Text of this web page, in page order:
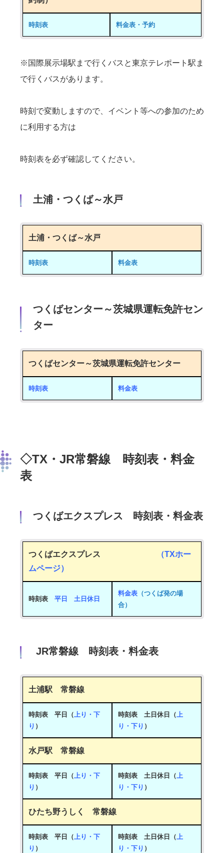
時刻表 料金表・予約
※国際展示場駅まで行くバスと東京テレポート駅ま
で行くバスがあります。
時刻で変動しますので、イベント等への参加のため
に利用する方は
時刻表を必ず確認してください。
土浦・つくば～水戸
土浦・つくば～水戸
時刻表 料金表
つくばセンター～茨城県運転免許セン
ター
つくばセンター～茨城県運転免許センター
時刻表 料金表
◇TX・JR常磐線 時刻表・料金
表
つくばエクスプレス 時刻表・料金表
つくばエクスプレス
（TXホー
ムページ）
時刻表 平日 土日休日
料金表 （つくば発の場
合）
JR常磐線 時刻表・料金表
土浦駅 常磐線
時刻表 平日（上り ・ 下
り ）
時刻表 土日休日（上
り ・ 下り ）
水戸駅 常磐線
時刻表 平日（上り ・ 下
り ）
時刻表 土日休日（上
り ・ 下り ）
ひたち野うしく 常磐線
時刻表 平日（上り ・ 下
り ）
時刻表 土日休日（上
り ・ 下り ）